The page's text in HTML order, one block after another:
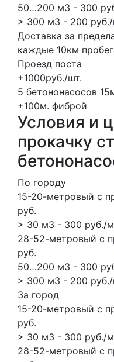
50…200 м3 - 300
> 300 м3 - 200
Доставка за
каждые 10км
Проезд поста
+1000руб./шт.
5 бетононасосов
+100м. фиброй
Условия и
прокачку
По городу
15-20-метровый с
руб.
> 30 м3 - 300 руб./
28-52-метровый с
руб.
50…200 м3 - 300
> 300 м3 - 200
За город
15-20-метровый с
руб.
> 30 м3 - 300 руб./
28-52-метровый с